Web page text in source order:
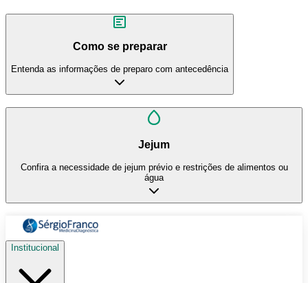
Como se preparar
Entenda as informações de preparo com antecedência
Jejum
Confira a necessidade de jejum prévio e restrições de alimentos ou
água
Institucional